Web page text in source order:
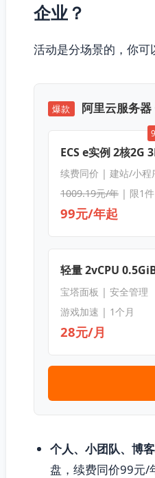
企业？
活动是分场景的，你可
爆款 阿里云服务器
ECS e实例 2核2G
续费同价 | 建站/小程
1009.19元/年| 限1件
99元/年起
轻量 2vCPU
宝塔面板 | 安全管理
游戏加速 | 1个月
28元/月
个人、小团队、博
盘，续费同价99元/